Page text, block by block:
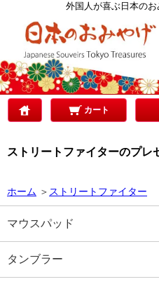
外国人が喜ぶ日本の
カート
ストリートファイターのプレ
ホーム ＞ ストリートファイター
マウスパッド
タンブラー